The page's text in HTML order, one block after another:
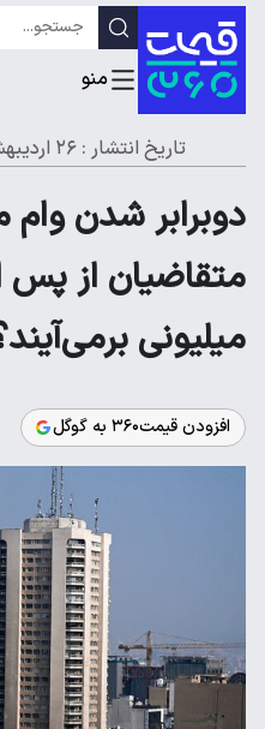
تاریخ انتشار : ۲۶ اردیبهشت ۱۴۰۵ - ۱۷:۳۰
دوبرابر شدن
میلیونی
افزودن قیمت۳۶۰ به گوگل